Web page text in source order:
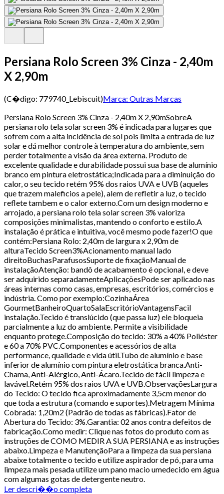
Persiana Rolo Screen 3% Cinza - 2,40m
X 2,90m
(C�digo: 779740_Lebiscuit)Marca: Outras Marcas
Persiana Rolo Screen 3% Cinza - 2,40m X 2,90mSobreA
persiana rolo tela solar screen 3% é indicada para lugares que
sofrem com a alta incidência de sol pois limita a entrada de luz
solar e dá melhor controle à temperatura do ambiente, sem
perder totalmente a visão da área externa. Produto de
excelente qualidade e durabilidade possui sua base de alumínio
branco em pintura eletrostática;Indicada para a diminuição do
calor, o seu tecido retém 95% dos raios UVA e UVB (aqueles
que trazem maleficios a pele), alem de refletir a luz, o tecido
reflete tambem e o calor externo.Com um design moderno e
arrojado, a persiana rolo tela solar screen 3% valoriza
composições minimalistas, mantendo o conforto e estilo.A
instalação é prática e intuitiva, você mesmo pode fazer!O que
contém:Persiana Rolo: 2,40m de largura x 2,90m de
alturaTecido Screen3%Acionamento manual lado
direitoBuchasParafusosSuporte de fixaçãoManual de
instalaçãoAtenção: bandô de acabamento é opcional, e deve
ser adquirido separadamenteAplicaçõesPode ser aplicado nas
áreas internas como casas, empresas, escritórios, comércios e
indústria. Como por exemplo:CozinhaÁrea
GourmetBanheiroQuartoSalaEscritórioVantagensFacil
instalação.Tecido é translúcido (que passa luz) ele bloqueia
parcialmente a luz do ambiente. Permite a visibilidade
enquanto protege.Composição do tecido: 30% a 40% Poliéster
e 60 a 70% PVC.Componentes e acessórios de alta
performance, qualidade e vida útil.Tubo de alumínio e base
inferior de alumínio com pintura eletrostática branca.Anti-
Chama, Anti-Alérgico, Anti-Ácaro.Tecido de fácil limpeza e
lavável.Retém 95% dos raios UVA e UVB.ObservaçõesLargura
do Tecido: O tecido fica aproximadamente 3,5cm menor do
que toda a estrutura (comando e suportes).Metragem Mínima
Cobrada: 1,20m2 (Padrão de todas as fábricas).Fator de
Abertura do Tecido: 3%.Garantia: 02 anos contra defeitos de
fabricação.Como medir: Clique nas fotos do produto com as
instruções de COMO MEDIR A SUA PERSIANA e as instruções
abaixo.Limpeza e ManutençãoPara a limpeza da sua persiana
abaixe totalmente o tecido e utilize aspirador de pó, para uma
limpeza mais pesada utilize um pano macio umedecido em água
com algumas gotas de detergente neutro.
Ler descri��o completa